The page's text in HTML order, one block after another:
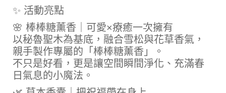
✨ 活動亮點
🌸 棒棒糖薰香｜可愛×療癒一次擁有
以秘魯聖木為基底，融合雪松與花草香氣，
親手製作專屬的「棒棒糖薰香」。
不只是好看，更是讓空間瞬間淨化、充滿春
日氣息的小魔法。